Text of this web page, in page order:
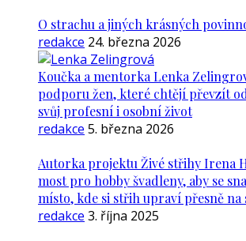
O strachu a jiných krásných
redakce 24. března 2026
Koučka a mentorka Lenka
podporu žen, které chtějí převzít
svůj profesní i osobní život
redakce 5. března 2026
Autorka projektu Živé střihy Irena
most pro hobby švadleny, aby se
místo, kde si střih upraví přesně na
redakce 3. října 2025